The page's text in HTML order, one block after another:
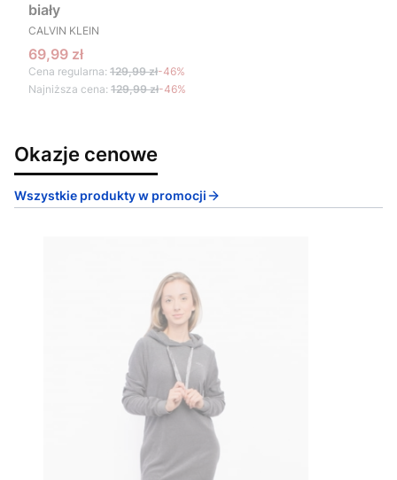
biały
PRODUCENT
CALVIN KLEIN
Cena promocyjna
69,99 zł
Cena regularna: 129,99 zł-46%
Najniższa cena: 129,99 zł-46%
Okazje cenowe
Wszystkie produkty w promocji